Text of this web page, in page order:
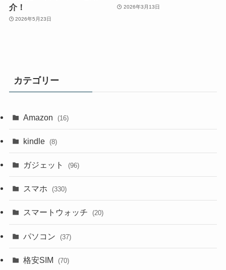
介！
2026年5月23日
2026年3月13日
カテゴリー
Amazon (16)
kindle (8)
ガジェット (96)
スマホ (330)
スマートウォッチ (20)
パソコン (37)
格安SIM (70)